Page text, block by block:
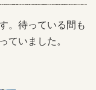
。待っている間も
ていました。